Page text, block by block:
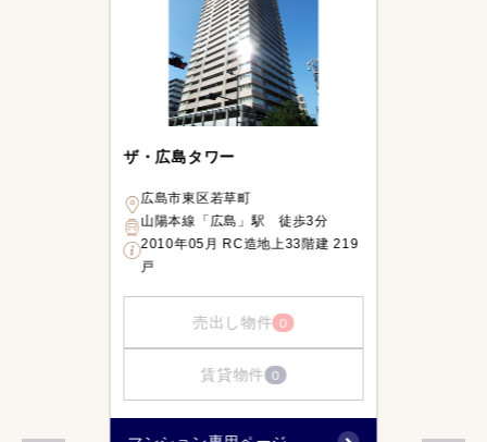
ザ・広島タワー
広島市東区若草町
山陽本線「広島」駅 徒歩3分
2010年05月 RC造地上33階建 219
戸
売出し物件 0
賃貸物件 0